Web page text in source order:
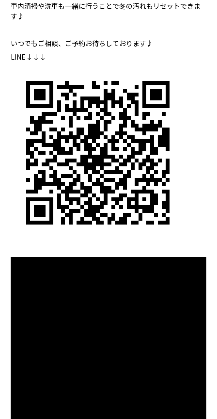
車内清掃や洗車も一緒に行うことで冬の汚れもリセットできま
す♪
いつでもご相談、ご予約お待ちしております♪
LINE↓↓↓